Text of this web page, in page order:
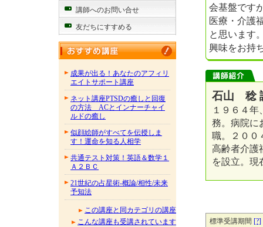
講師へのお問い合せ
友だちにすすめる
成果が出る！あなたのアフィリ
エイトサポート講座
ネット講座PTSDの癒しと回復
の方法 ACとインナーチャイ
ルドの癒し
似顔絵師がすべてを伝授しま
す！運命を知る人相学
共通テスト対策！英語＆数学１
Ａ２ＢＣ
21世紀の占星術-概論/相性/未来
予知法
この講座と同カテゴリの講座
こんな講座も受講されています
会基盤です
医療・介護
と思います
興味をお持
石山 稔
１９６４
務。病院に
職。２００
高齢者介護
を設立。現
標準受講期間 [?]